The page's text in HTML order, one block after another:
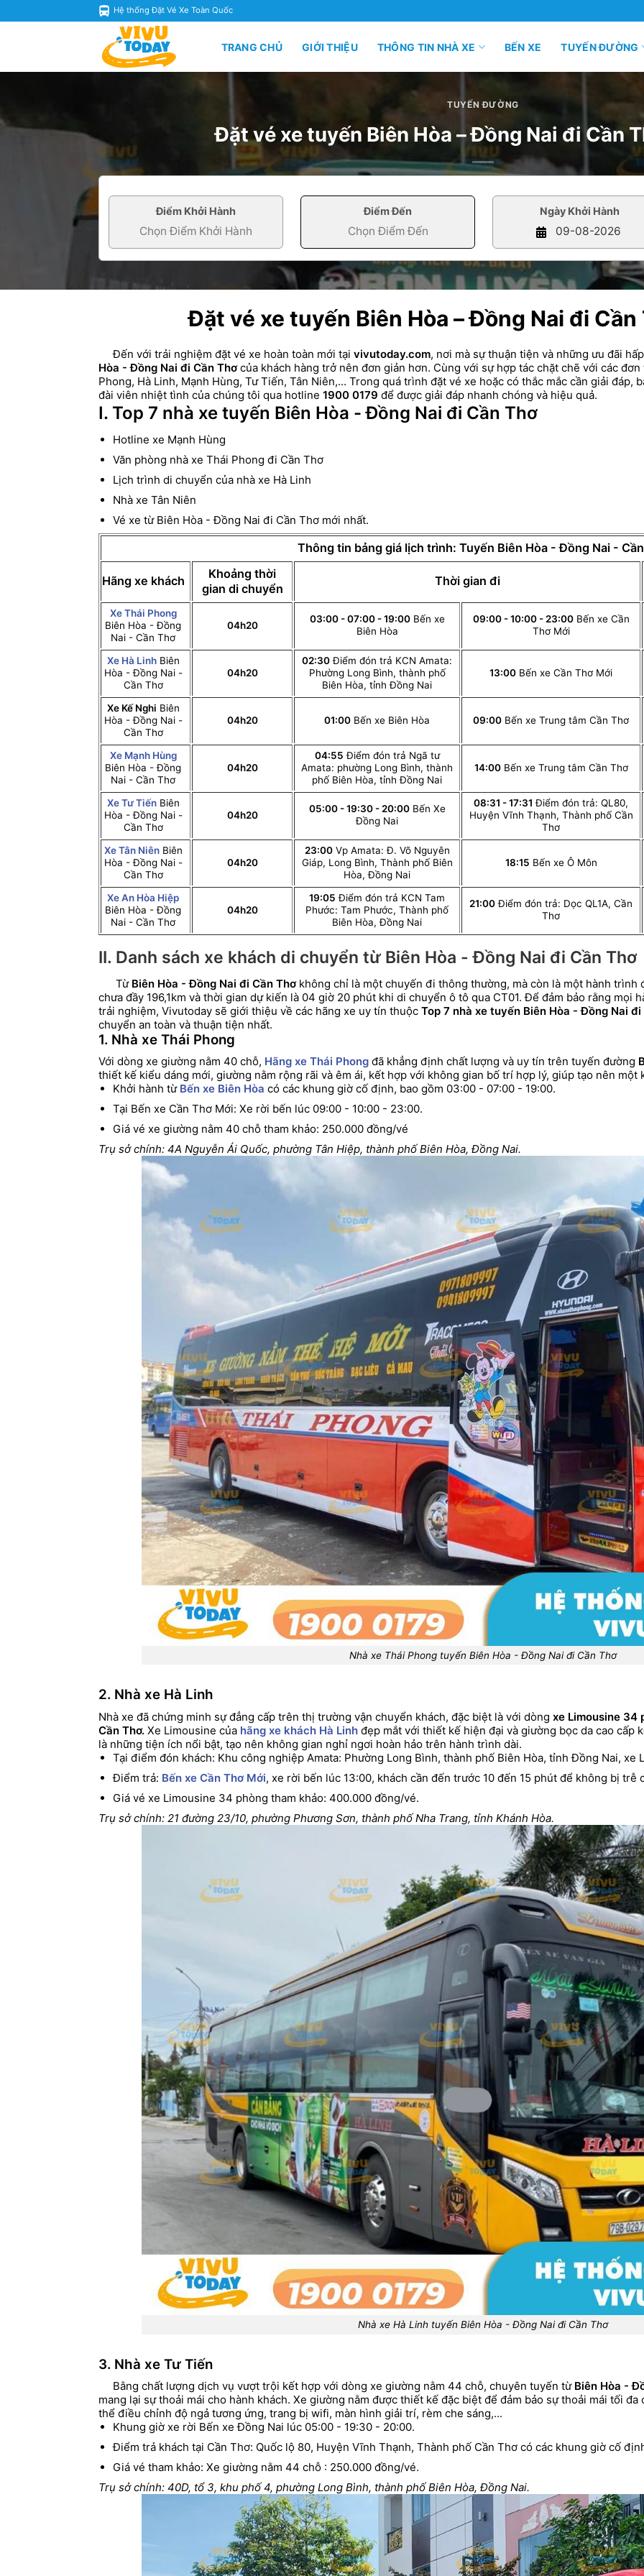
to
Hệ thống Đặt Vé Xe Toàn Quốc
TRANG CHỦ GIỚI THIỆU THÔNG TIN NHÀ XE BẾN XE TUYẾN ĐƯỜNG
TUYẾN ĐƯỜNG
Đặt vé xe tuyến Biên Hòa – Đồng Nai đi Cần
Điểm Khởi Hành Điểm Đến Ngày Khởi Hành
Đặt vé xe tuyến Biên Hòa – Đồng Nai đi
Đến với trải nghiệm đặt vé xe hoàn toàn mới tại vivutoday.com, nơi mà sự thuận tiện và những ưu đãi
Hòa - Đồng Nai đi Cần Thơcủa khách hàng trở nên đơn giản hơn. Cùng với sự hợp tác chặt chẽ với các
Phong, Hà Linh, Mạnh Hùng, Tư Tiến, Tân Niên,... Trong quá trình đặt vé xe hoặc có thắc mắc cần giải đáp,
đài viên nhiệt tình của chúng tôi qua hotline 1900 0179 để được giải đáp nhanh chóng và hiệu quả.
I. Top 7 nhà xe tuyến Biên Hòa - Đồng Nai đi Cần Thơ
Hotline xe Mạnh Hùng
Văn phòng nhà xe Thái Phong đi Cần Thơ
Lịch trình di chuyển của nhà xe Hà Linh
Nhà xe Tân Niên
Vé xe từ Biên Hòa - Đồng Nai đi Cần Thơ mới nhất.
Thông tin bảng giá lịch trình: Tuyến Biên Hòa - Đồng Nai -
Hãng xe khách
Khoảng thời
gian di chuyển
Thời gian đi
Xe Thái Phong
Biên Hòa - Đồng
Nai - Cần Thơ
04h20
03:00 - 07:00 - 19:00Bến xe
Biên Hòa
09:00 - 10:00 - 23:00Bến xe Cần
Thơ Mới
Xe Hà LinhBiên
Hòa - Đồng Nai -
Cần Thơ
04h20
02:30Điểm đón trả KCN Amata:
Phường Long Bình, thành phố
Biên Hòa, tỉnh Đồng Nai
13:00 Bến xe Cần Thơ Mới
Xe Kế Nghi Biên
Hòa - Đồng Nai -
Cần Thơ
04h20 01:00 Bến xe Biên Hòa 09:00 Bến xe Trung tâm Cần Thơ
Xe Mạnh Hùng
Biên Hòa - Đồng
Nai - Cần Thơ
04h20
04:55 Điểm đón trả Ngã tư
Amata: phường Long Bình, thành
phố Biên Hòa, tỉnh Đồng Nai
14:00Bến xe Trung tâm Cần Thơ
Xe Tư TiếnBiên
Hòa - Đồng Nai -
Cần Thơ
04h20
05:00 - 19:30 - 20:00Bến Xe
Đồng Nai
08:31 - 17:31 Điểm đón trả: QL80,
Huyện Vĩnh Thạnh, Thành phố Cần
Thơ
Xe Tân NiênBiên
Hòa - Đồng Nai -
Cần Thơ
04h20
23:00Vp Amata: Đ. Võ Nguyên
Giáp, Long Bình, Thành phố Biên
Hòa, Đồng Nai
18:15 Bến xe Ô Môn
Xe An Hòa Hiệp
Biên Hòa - Đồng
Nai - Cần Thơ
04h20
19:05 Điểm đón trả KCN Tam
Phước: Tam Phước, Thành phố
Biên Hòa, Đồng Nai
21:00Điểm đón trả: Dọc QL1A, Cần
Thơ
II. Danh sách xe khách di chuyển từ Biên Hòa - Đồng Nai đi Cần Thơ
Từ Biên Hòa - Đồng Nai đi Cần Thơ không chỉ là một chuyến đi thông thường, mà còn là một hành trình
chưa đầy 196,1km và thời gian dự kiến là 04 giờ 20 phút khi di chuyển ô tô qua CT01. Để đảm bảo rằng mọi
trải nghiệm, Vivutoday sẽ giới thiệu về các hãng xe uy tín thuộc Top 7 nhà xe tuyến Biên Hòa - Đồng Nai đi
chuyển an toàn và thuận tiện nhất.
1. Nhà xe Thái Phong
Với dòng xe giường nằm 40 chỗ, Hãng xe Thái Phong đã khẳng định chất lượng và uy tín trên tuyến đường
thiết kế kiểu dáng mới, giường nằm rộng rãi và êm ái, kết hợp với không gian bố trí hợp lý, giúp tạo nên một
Khởi hành từ Bến xe Biên Hòa có các khung giờ cố định, bao gồm 03:00 - 07:00 - 19:00.
Tại Bến xe Cần Thơ Mới: Xe rời bến lúc 09:00 - 10:00 - 23:00.
Giá vé xe giường nằm 40 chỗ tham khảo: 250.000 đồng/vé
Trụ sở chính: 4A Nguyễn Ái Quốc, phường Tân Hiệp, thành phố Biên Hòa, Đồng Nai.
Nhà xe Thái Phong tuyến Biên Hòa - Đồng Nai đi Cần Thơ
2. Nhà xe Hà Linh
Nhà xe đã chứng minh sự đẳng cấp trên thị trường vận chuyển khách, đặc biệt là với dòng xe Limousine 34
Cần Thơ. Xe Limousine của hãng xe khách Hà Linh đẹp mắt với thiết kế hiện đại và giường bọc da cao cấp
là những tiện ích nổi bật, tạo nên không gian nghỉ ngơi hoàn hảo trên hành trình dài.
Tại điểm đón khách: Khu công nghiệp Amata: Phường Long Bình, thành phố Biên Hòa, tỉnh Đồng Nai,
Điểm trả: Bến xe Cần Thơ Mới, xe rời bến lúc 13:00, khách cần đến trước 10 đến 15 phút để không bị trễ
Giá vé xe Limousine 34 phòng tham khảo: 400.000 đồng/vé.
Trụ sở chính: 21 đường 23/10, phường Phương Sơn, thành phố Nha Trang, tỉnh Khánh Hòa.
Nhà xe Hà Linh tuyến Biên Hòa - Đồng Nai đi Cần Thơ
3. Nhà xe Tư Tiến
Bằng chất lượng dịch vụ vượt trội kết hợp với dòng xe giường nằm 44 chỗ, chuyên tuyến từ Biên Hòa -
mang lại sự thoải mái cho hành khách. Xe giường nằm được thiết kế đặc biệt để đảm bảo sự thoải mái tối
thể điều chỉnh độ ngả tương ứng, trang bị wifi, màn hình giải trí, rèm che sáng,...
Khung giờ xe rời Bến xe Đồng Nai lúc 05:00 - 19:30 - 20:00.
Điểm trả khách tại Cần Thơ: Quốc lộ 80, Huyện Vĩnh Thạnh, Thành phố Cần Thơ có các khung giờ cố
Giá vé tham khảo: Xe giường nằm 44 chỗ : 250.000 đồng/vé.
Trụ sở chính: 40D, tổ 3, khu phố 4, phường Long Bình, thành phố Biên Hòa, Đồng Nai.